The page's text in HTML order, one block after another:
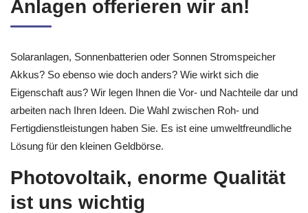
Dachanlagen und Photovoltaik
Solaranlagen, Sonnenbatterien oder Sonnen Stromspeicher
Akkus? So ebenso wie doch anders? Wie wirkt sich die
Eigenschaft aus? Wir legen Ihnen die Vor- und Nachteile dar und
arbeiten nach Ihren Ideen. Die Wahl zwischen Roh- und
Lösung für den kleinen Geldbörse.